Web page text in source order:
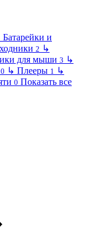
Батарейки и
2 ↳
для мыши 3 ↳
0 ↳ Плееры 1 ↳
0 Показать все